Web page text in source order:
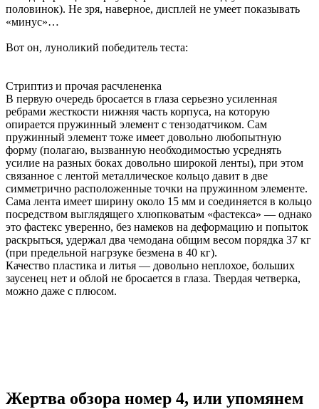
половинок). Не зря, наверное, дисплей не умеет показывать
«минус»…
Вот он, луноликий победитель теста:
Стриптиз и прочая расчлененка
В первую очередь бросается в глаза серьезно усиленная
ребрами жесткости нижняя часть корпуса, на которую
опирается пружинный элемент с тензодатчиком. Сам
пружинный элемент тоже имеет довольно любопытную
форму (полагаю, вызванную необходимостью усреднять
усилие на разных боках довольно широкой ленты), при этом
связанное с лентой металлическое кольцо давит в две
симметрично расположенные точки на пружинном элементе.
Сама лента имеет ширину около 15 мм и соединяется в кольцо
посредством выглядящего хлюпковатым «фастекса» — однако
это фастекс уверенно, без намеков на деформацию и попыток
раскрыться, удержал два чемодана общим весом порядка 37 кг
(при предельной нагрзуке безмена в 40 кг).
Качество пластика и литья — довольно неплохое, больших
заусенец нет и облой не бросается в глаза. Твердая четверка,
можно даже с плюсом.
Жертва обзора номер 4, или упомянем